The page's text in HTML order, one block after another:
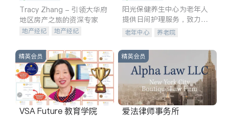
Tracy Zhang - 引领大华府
地区房产之旅的资深专家
地产经纪
地产经纪
商铺租售
开发商建商
阳光保健养生中心为老年人
提供日间护理服务，致力于
通过持续的护理创新来有效
老年中心 养老院
精英会员
VSA Future 教育学院
精英会员
爱法律师事务所